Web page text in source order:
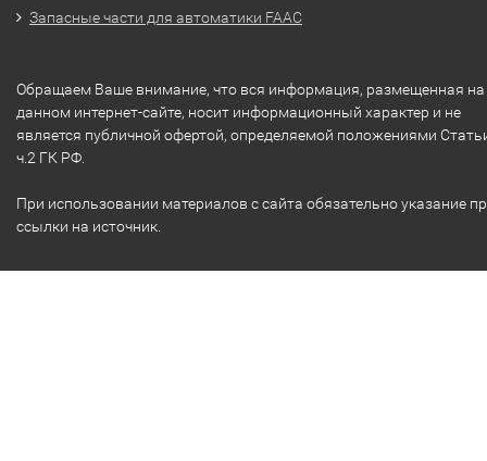
Запасные части для автоматики FAAC
Обращаем Ваше внимание, что вся информация, размещенная на
данном интернет-сайте, носит информационный характер и не
является публичной офертой, определяемой положениями
ч.2 ГК РФ.
При использовании материалов с сайта обязательно указание
ссылки на источник.